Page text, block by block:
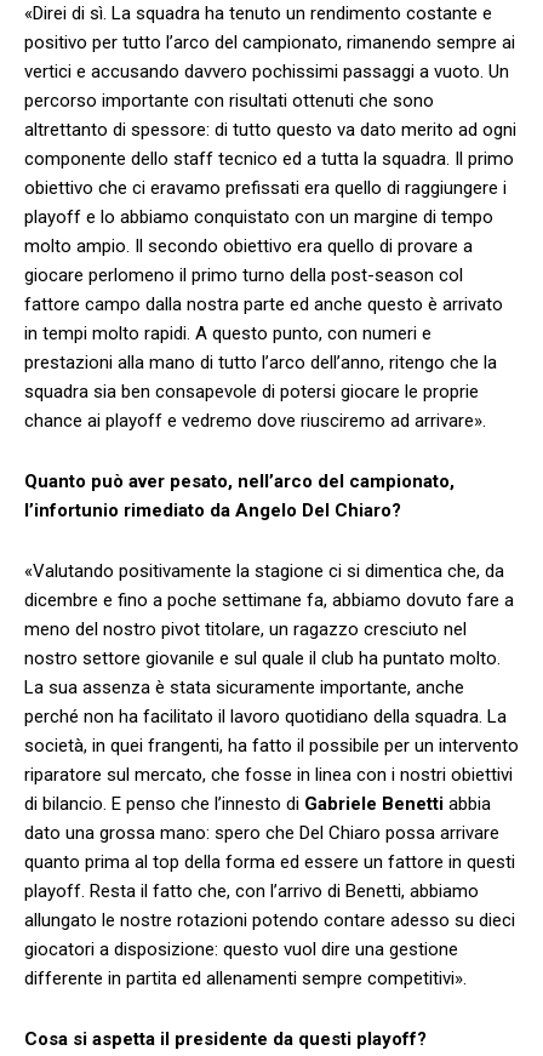
«Direi di sì. La squadra ha tenuto un rendimento costante e
positivo per tutto l’arco del campionato, rimanendo sempre ai
vertici e accusando davvero pochissimi passaggi a vuoto. Un
percorso importante con risultati ottenuti che sono
altrettanto di spessore: di tutto questo va dato merito ad ogni
componente dello staff tecnico ed a tutta la squadra. Il primo
obiettivo che ci eravamo prefissati era quello di raggiungere i
playoff e lo abbiamo conquistato con un margine di tempo
molto ampio. Il secondo obiettivo era quello di provare a
giocare perlomeno il primo turno della post-season col
fattore campo dalla nostra parte ed anche questo è arrivato
in tempi molto rapidi. A questo punto, con numeri e
prestazioni alla mano di tutto l’arco dell’anno, ritengo che la
squadra sia ben consapevole di potersi giocare le proprie
chance ai playoff e vedremo dove riusciremo ad arrivare».
Quanto può aver pesato, nell’arco del campionato,
l’infortunio rimediato da Angelo Del Chiaro?
«Valutando positivamente la stagione ci si dimentica che, da
dicembre e fino a poche settimane fa, abbiamo dovuto fare a
meno del nostro pivot titolare, un ragazzo cresciuto nel
nostro settore giovanile e sul quale il club ha puntato molto.
La sua assenza è stata sicuramente importante, anche
perché non ha facilitato il lavoro quotidiano della squadra. La
società, in quei frangenti, ha fatto il possibile per un intervento
riparatore sul mercato, che fosse in linea con i nostri obiettivi
di bilancio. E penso che l’innesto di Gabriele Benetti abbia
dato una grossa mano: spero che Del Chiaro possa arrivare
quanto prima al top della forma ed essere un fattore in questi
playoff. Resta il fatto che, con l’arrivo di Benetti, abbiamo
allungato le nostre rotazioni potendo contare adesso su dieci
giocatori a disposizione: questo vuol dire una gestione
differente in partita ed allenamenti sempre competitivi».
Cosa si aspetta il presidente da questi playoff?